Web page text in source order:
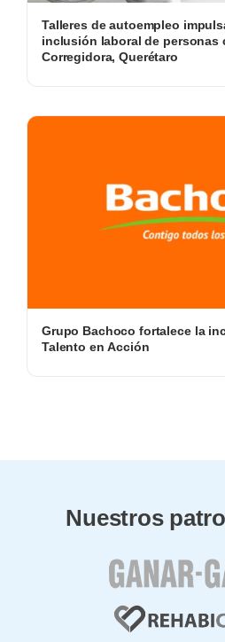
Talleres de autoempleo
inclusión laboral de personas
Corregidora, Querétaro
Grupo Bachoco fortalece la
Talento en Acción
Nuestros